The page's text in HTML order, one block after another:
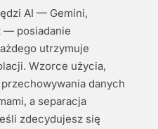
AI — Gemini,
— posiadanie
utrzymuje
Wzorce użycia,
danych
a separacja
zdecydujesz się